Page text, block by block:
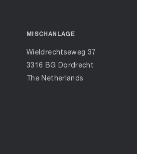
MISCHANLAGE
Wieldrechtseweg 37
3316 BG Dordrecht
The Netherlands